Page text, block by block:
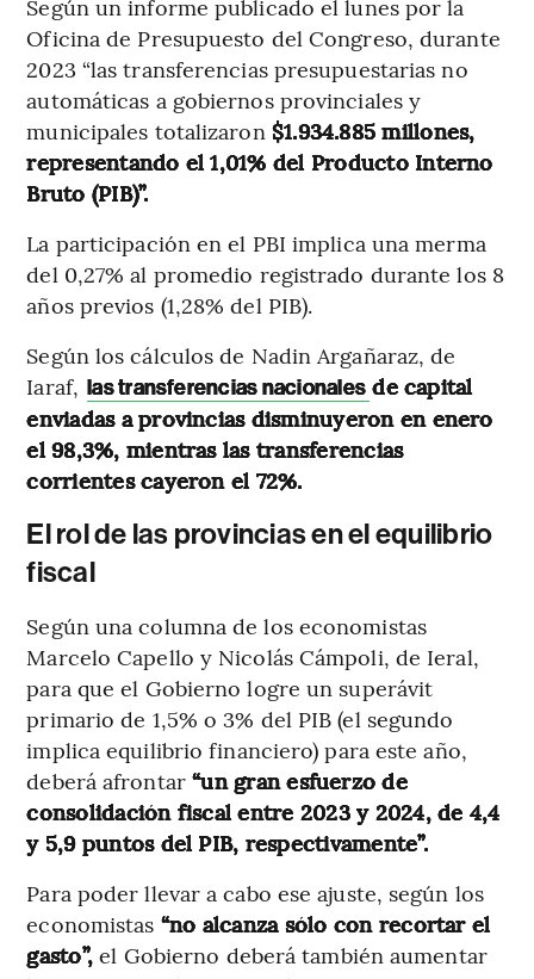
Según un informe publicado el lunes por la
Oficina de Presupuesto del Congreso, durante
2023 “las transferencias presupuestarias no
automáticas a gobiernos provinciales y
municipales totalizaron $1.934.885 millones,
representando el 1,01% del Producto Interno
Bruto (PIB)”.
La participación en el PBI implica una merma
del 0,27% al promedio registrado durante los 8
años previos (1,28% del PIB).
Según los cálculos de Nadin Argañaraz, de
Iaraf, las transferencias nacionales de capital
enviadas a provincias disminuyeron en enero
el 98,3%, mientras las transferencias
corrientes cayeron el 72%.
El rol de las provincias en el equilibrio
fiscal
Según una columna de los economistas
Marcelo Capello y Nicolás Cámpoli, de Ieral,
para que el Gobierno logre un superávit
primario de 1,5% o 3% del PIB (el segundo
implica equilibrio financiero) para este año,
deberá afrontar“un gran esfuerzo de
consolidación fiscal entre 2023 y 2024, de 4,4
y 5,9 puntos del PIB, respectivamente”.
Para poder llevar a cabo ese ajuste, según los
economistas “no alcanza sólo con recortar el
gasto”,el Gobierno deberá también aumentar